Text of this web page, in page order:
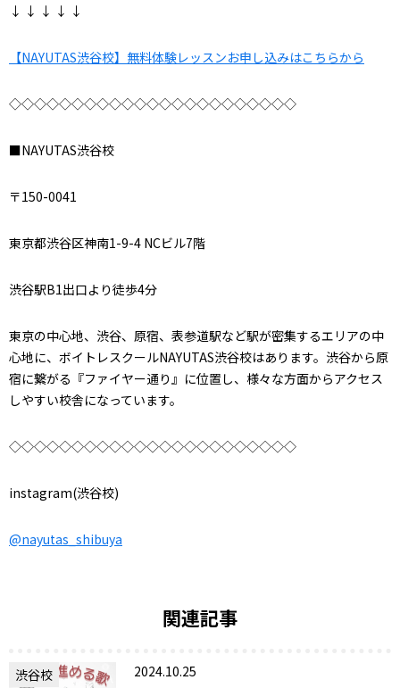
↓ ↓ ↓ ↓ ↓
【NAYUTAS渋谷校】無料体験レッスンお申し込みはこちらから
◇◇◇◇◇◇◇◇◇◇◇◇◇◇◇◇◇◇◇◇◇◇◇
■NAYUTAS渋谷校
〒150-0041
東京都渋谷区神南1-9-4 NCビル7階
渋谷駅B1出口より徒歩4分
東京の中心地、渋谷、原宿、表参道駅など駅が密集するエリアの中
心地に、ボイトレスクールNAYUTAS渋谷校はあります。渋谷から原
宿に繋がる『ファイヤー通り』に位置し、様々な方面からアクセス
しやすい校舎になっています。
◇◇◇◇◇◇◇◇◇◇◇◇◇◇◇◇◇◇◇◇◇◇◇
instagram(渋谷校)
@nayutas_shibuya
関連記事
渋谷校 2024.10.25